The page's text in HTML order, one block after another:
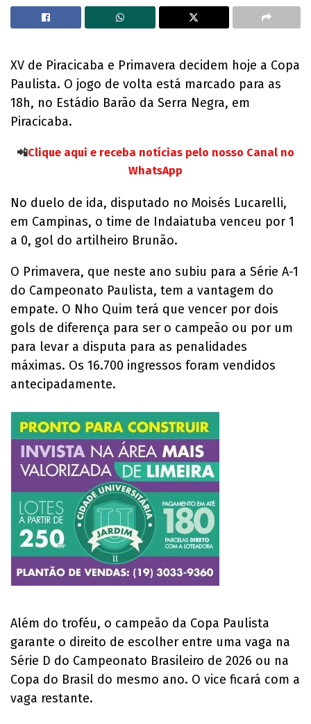
XV de Piracicaba e Primavera decidem hoje a Copa
Paulista. O jogo de volta está marcado para as
18h, no Estádio Barão da Serra Negra, em
Piracicaba.
📲Clique aqui e receba notícias pelo nosso Canal no
WhatsApp
No duelo de ida, disputado no Moisés Lucarelli,
em Campinas, o time de Indaiatuba venceu por 1
a 0, gol do artilheiro Brunão.
O Primavera, que neste ano subiu para a Série A-1
do Campeonato Paulista, tem a vantagem do
empate. O Nho Quim terá que vencer por dois
gols de diferença para ser o campeão ou por um
para levar a disputa para as penalidades
máximas. Os 16.700 ingressos foram vendidos
antecipadamente.
Além do troféu, o campeão da Copa Paulista
garante o direito de escolher entre uma vaga na
Série D do Campeonato Brasileiro de 2026 ou na
Copa do Brasil do mesmo ano. O vice ficará com a
vaga restante.